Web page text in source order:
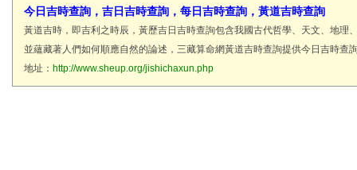
今日吉時查詢，吉日吉時查詢，每日吉時查詢，黃道吉時查詢
黃道吉時，即吉利之時辰，黃歷吉日吉時查詢包含我國古代哲學、天文、地理
並蘊藏著人們如何順應自然的論述，三藏算命網黃道吉時查詢提供今日吉時查
地址： http://www.sheup.org/jishichaxun.php